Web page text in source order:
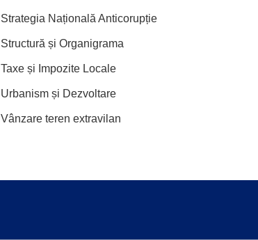
Strategia Națională Anticorupție
Structură și Organigrama
Taxe și Impozite Locale
Urbanism și Dezvoltare
Vânzare teren extravilan